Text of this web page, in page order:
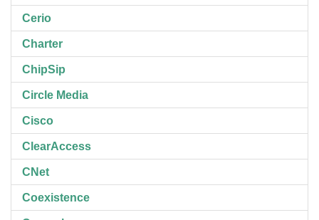
Cerio
Charter
ChipSip
Circle Media
Cisco
ClearAccess
CNet
Coexistence